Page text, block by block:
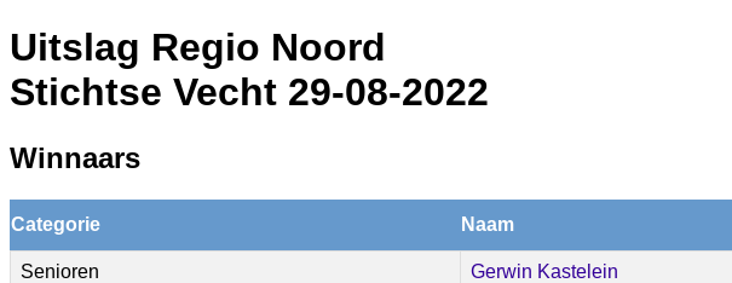
Uitslag Regio Noord
Stichtse Vecht 29-08-2022
Winnaars
Categorie Naam
Senioren Gerwin Kastelein